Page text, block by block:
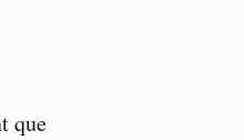
que